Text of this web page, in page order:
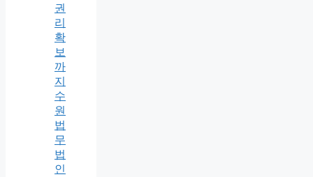
권
리
확
보
까
지
수
원
법
무
법
인